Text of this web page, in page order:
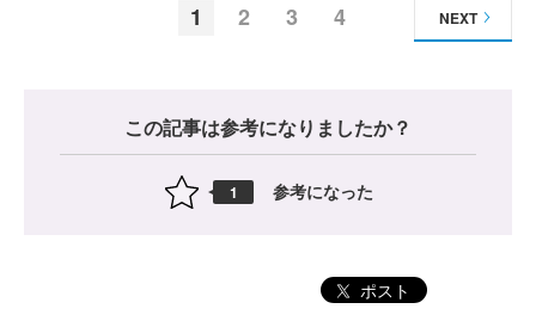
1 2 3 4 NEXT
この記事は参考になりましたか？
1 参考になった
ポスト